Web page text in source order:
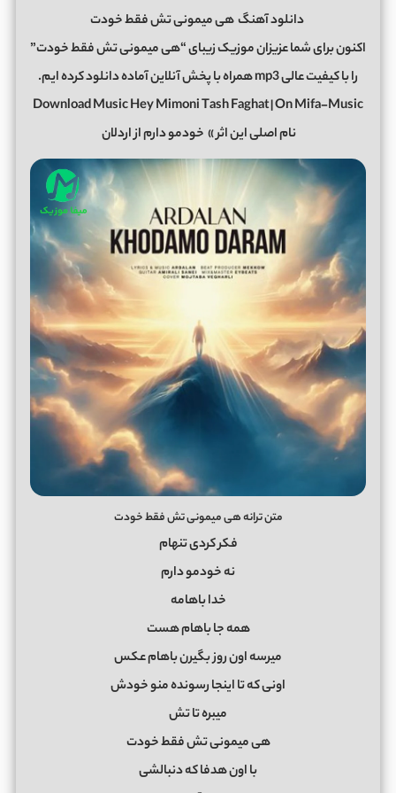
دانلود آهنگهی میمونی تش فقط خودت
اکنون برای شما عزیزان موزیک زیبای “هی میمونی تش فقط خودت”
را با کیفیت عالی mp3 همراه با پخش آنلاین آماده دانلود کرده ایم.
Download Music Hey Mimoni Tash Faghat | On Mifa-Music
نام اصلی این اثر » خودمو دارم از اردلان
متن ترانه هی میمونی تش فقط خودت
فکر کردی تنهام
نه خودمو دارم
خدا باهامه
همه جا باهام هست
میرسه اون روز بگیرن باهام عکس
اونی که تا اینجا رسونده منو خودش
میبره تا تش
هی میمونی تش فقط خودت
با اون هدفا که دنبالشی